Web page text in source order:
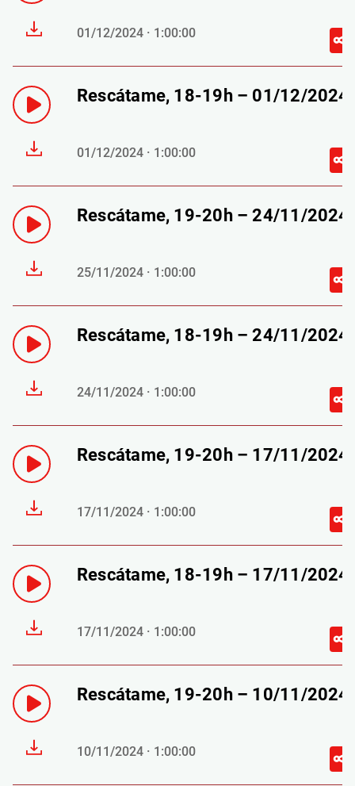
01/12/2024 · 1:00:00
Rescátame, 18-19h – 01/12/2024
01/12/2024 · 1:00:00
Rescátame, 19-20h – 24/11/2024
25/11/2024 · 1:00:00
Rescátame, 18-19h – 24/11/2024
24/11/2024 · 1:00:00
Rescátame, 19-20h – 17/11/2024
17/11/2024 · 1:00:00
Rescátame, 18-19h – 17/11/2024
17/11/2024 · 1:00:00
Rescátame, 19-20h – 10/11/2024
10/11/2024 · 1:00:00